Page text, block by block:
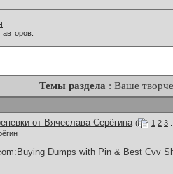
Темы раздела : Ваше
от Вячеслава Серёгина ( 1 2 3
Dumps with Pin & Best Cvv